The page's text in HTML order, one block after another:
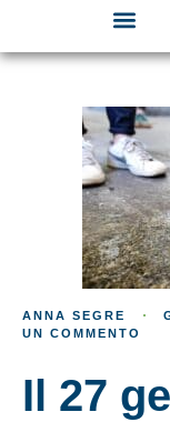
ANNA SEGRE
UN COMMENTO
Il 27